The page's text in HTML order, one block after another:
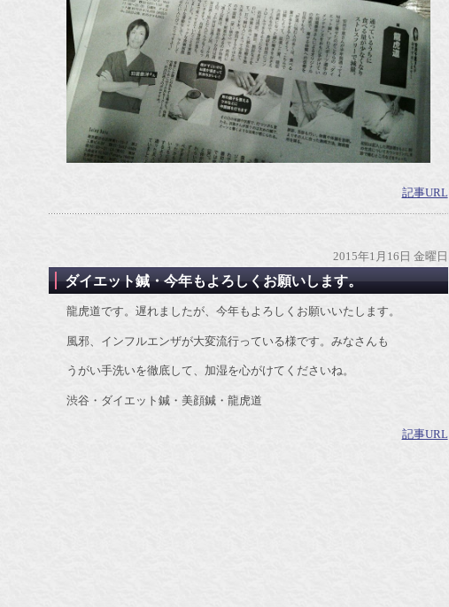
記事URL
2015年1月16日 金曜日
ダイエット鍼・今年もよろしくお願いします。
龍虎道です。遅れましたが、今年もよろしくお願いいたします。
風邪、インフルエンザが大変流行っている様です。みなさんも
うがい手洗いを徹底して、加湿を心がけてくださいね。
渋谷・ダイエット鍼・美顔鍼・龍虎道
記事URL